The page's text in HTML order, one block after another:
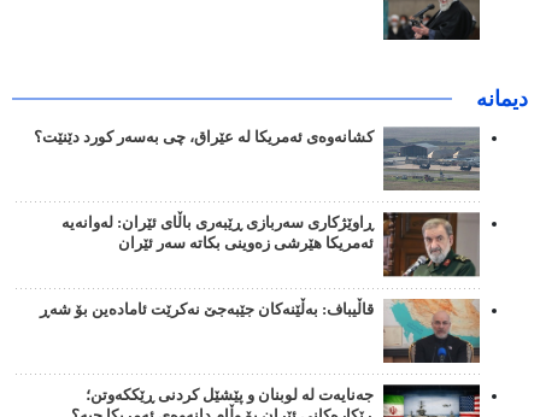
دیمانە
کشانەوەی ئەمریکا لە عێراق، چی بەسەر کورد دێنێت؟
ڕاوێژکاری سەربازی ڕێبەری باڵای ئێران: لەوانەیە
ئەمریکا هێرشی زەوینی بکاتە سەر ئێران
قاڵیباف: بەڵێنەکان جێبەجێ نەکرێت ئامادەین بۆ شەڕ
جەنایەت لە لوبنان و پێشێل کردنی ڕێککەوتن؛